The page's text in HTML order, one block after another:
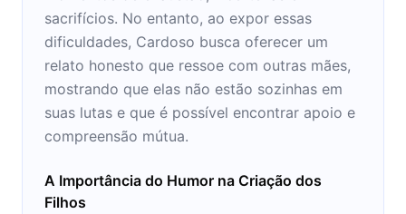
sacrifícios. No entanto, ao expor essas
dificuldades, Cardoso busca oferecer um
relato honesto que ressoe com outras mães,
mostrando que elas não estão sozinhas em
suas lutas e que é possível encontrar apoio e
compreensão mútua.
A Importância do Humor na Criação dos
Filhos